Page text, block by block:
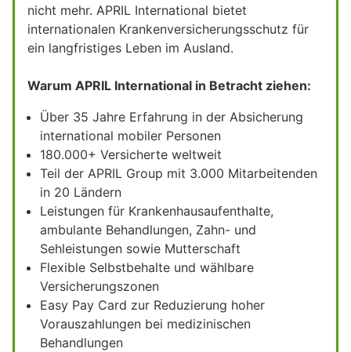
nicht mehr. APRIL International bietet
internationalen Krankenversicherungsschutz für
ein langfristiges Leben im Ausland.
Warum APRIL International in Betracht ziehen:
Über 35 Jahre Erfahrung in der Absicherung
international mobiler Personen
180.000+ Versicherte weltweit
Teil der APRIL Group mit 3.000 Mitarbeitenden
in 20 Ländern
Leistungen für Krankenhausaufenthalte,
ambulante Behandlungen, Zahn- und
Sehleistungen sowie Mutterschaft
Flexible Selbstbehalte und wählbare
Versicherungszonen
Easy Pay Card zur Reduzierung hoher
Vorauszahlungen bei medizinischen
Behandlungen